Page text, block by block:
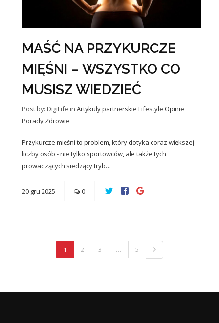
MAŚĆ NA PRZYKURCZE
MIĘŚNI – WSZYSTKO CO
MUSISZ WIEDZIEĆ
Post by: DigiLife in Artykuły partnerskie Lifestyle Opinie
Porady Zdrowie
Przykurcze mięśni to problem, który dotyka coraz większej
liczby osób - nie tylko sportowców, ale także tych
prowadzących siedzący tryb…
20 gru 2025 0
1 2 3 … 5